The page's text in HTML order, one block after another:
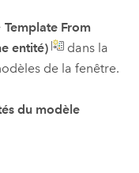
Template From
entité)
dans la
de la fenêtre.
du modèle